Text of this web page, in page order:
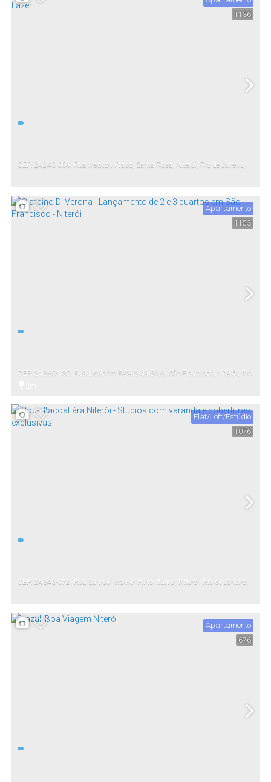
1136
CEP: 24240-004 Rua Newton Prado Santa Rosa Niterói Rio de Janeiro
1153
Apartamento
CEP: 24365-130 Rua Lisandro Pereira da Silva São Francisco Niterói
Rio
1076
Flat/Loft/Estúdio
CEP: 24346-072 Rua Samuel Wainer Filho Itaipu Niterói Rio de Janeiro
676
Apartamento